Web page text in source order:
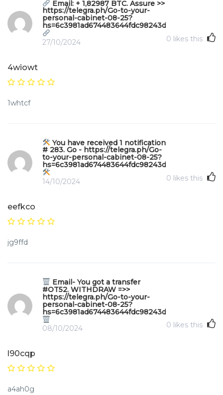
Email: + 1,82987 BTC. Assure >>
https://telegra.ph/Go-to-your-
personal-cabinet-08-25?
hs=6c3981ad674483644fdc98243d64f455&
27/10/2024
0 likes this
4wiowt
1whtcf
You have received 1 notification
# 283. Go - https://telegra.ph/Go-
to-your-personal-cabinet-08-25?
hs=6c3981ad674483644fdc98243d64f455&
14/10/2024
0 likes this
eefkco
jg9ffd
Email- You got a transfer
#OT52. WITHDRAW =>>
https://telegra.ph/Go-to-your-
personal-cabinet-08-25?
hs=6c3981ad674483644fdc98243d64f455&
08/10/2024
0 likes this
l90cqp
a4ah0g